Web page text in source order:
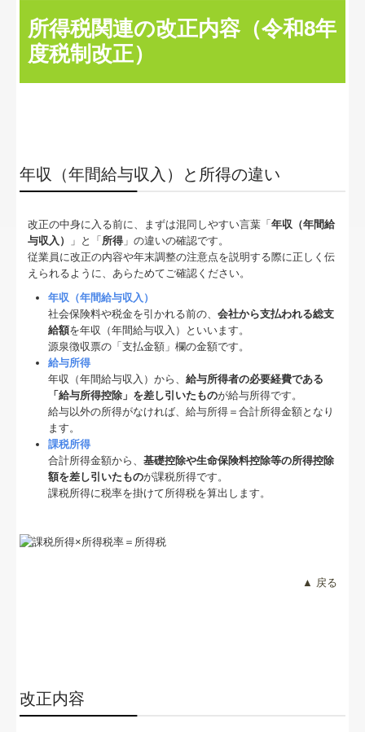
所得税関連の改正内容（令和8年
度税制改正）
年収（年間給与収入）と所得の違い
改正の中身に入る前に、まずは混同しやすい言葉「年収（年間給
与収入）
」と「所得」の違いの確認です。
従業員に改正の内容や年末調整の注意点を説明する際に正しく伝
えられるように、あらためてご確認ください。
年収（年間給与収入）
社会保険料や税金を引かれる前の、会社から支払われる総支
給額を年収（年間給与収入）といいます。
源泉徴収票の「支払金額」欄の金額です。
給与所得
年収（年間給与収入）から、給与所得者の必要経費である
「給与所得控除」を差し引いたものが給与所得です。
給与以外の所得がなければ、給与所得＝合計所得金額となり
ます。
課税所得
合計所得金額から、基礎控除や生命保険料控除等の所得控除
額を差し引いたものが課税所得です。
課税所得に税率を掛けて所得税を算出します。
▲ 戻る
改正内容